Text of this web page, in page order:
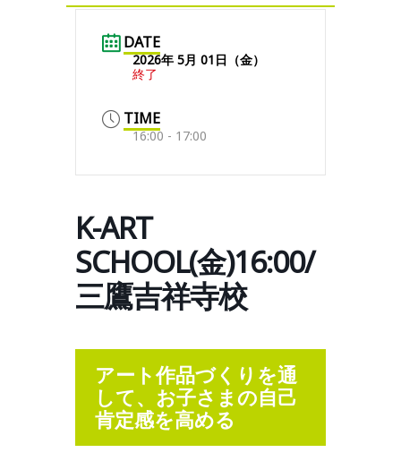
DATE
2026年 5月 01日（金）
終了
TIME
16:00 - 17:00
K-ART
SCHOOL(金)16:00/
三鷹吉祥寺校
アート作品づくりを通
して、お子さまの自己
肯定感を高める